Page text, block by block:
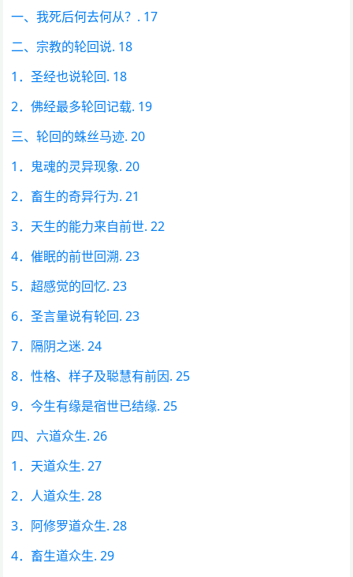
一、我死后何去何从？. 17
二、宗教的轮回说. 18
1．圣经也说轮回. 18
2．佛经最多轮回记载. 19
三、轮回的蛛丝马迹. 20
1．鬼魂的灵异现象. 20
2．畜生的奇异行为. 21
3．天生的能力来自前世. 22
4．催眠的前世回溯. 23
5．超感觉的回忆. 23
6．圣言量说有轮回. 23
7．隔阴之迷. 24
8．性格、样子及聪慧有前因. 25
9．今生有缘是宿世已结缘. 25
四、六道众生. 26
1．天道众生. 27
2．人道众生. 28
3．阿修罗道众生. 28
4．畜生道众生. 29